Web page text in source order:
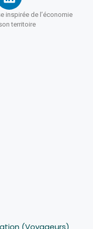
inspirée de l’économie
territoire
(Voyageurs)